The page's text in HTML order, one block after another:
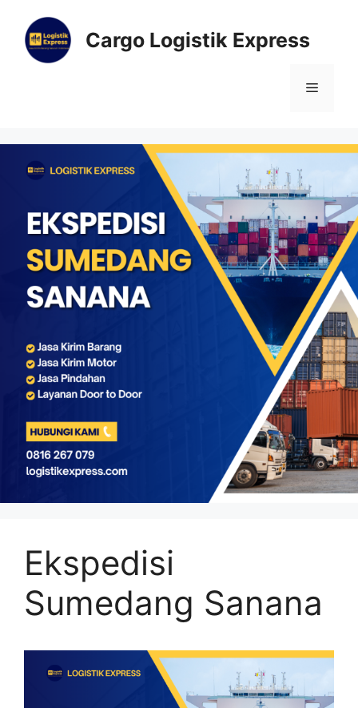
Cargo Logistik Express
Ekspedisi
Sumedang Sanana